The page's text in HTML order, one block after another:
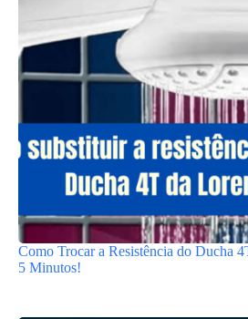
Como Trocar a Resistência do Ducha
5 Minutos!